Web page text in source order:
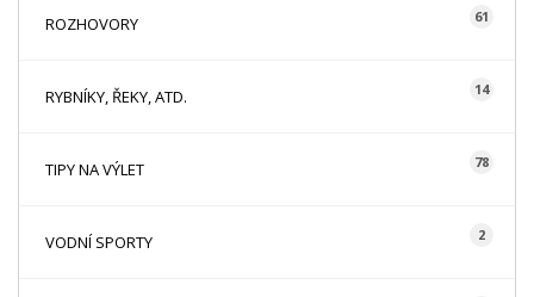
ROZHOVORY 61
RYBNÍKY, ŘEKY, ATD. 14
TIPY NA VÝLET 78
VODNÍ SPORTY 2